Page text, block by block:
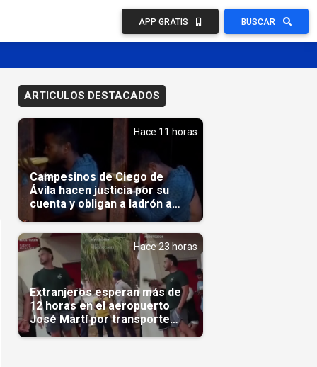
APP GRATIS BUSCAR
ARTICULOS DESTACADOS
Hace 11 horas
Campesinos de Ciego de
Ávila hacen justicia por su
cuenta y obligan a ladrón a
comerse el maíz robado
(Video)
Hace 23 horas
Extranjeros esperan más de
12 horas en el aeropuerto
José Martí por transporte
reservado semanas